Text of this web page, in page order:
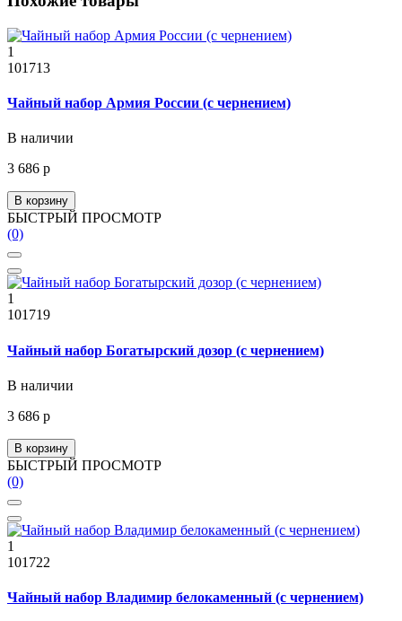
1
101713
Чайный набор Армия России (с чернением)
В наличии
3 686 р
В корзину
БЫСТРЫЙ ПРОСМОТР
(0)
1
101719
Чайный набор Богатырский дозор (с чернением)
В наличии
3 686 р
В корзину
БЫСТРЫЙ ПРОСМОТР
(0)
1
101722
Чайный набор Владимир белокаменный (с чернением)